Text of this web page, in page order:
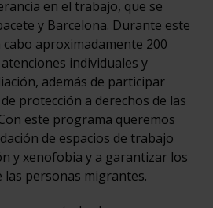
en el trabajo, que se
y Barcelona. Durante este
cabo aproximadamente 200
individuales y
además de participar
protección a derechos de las
este programa queremos
de espacios de trabajo
y xenofobia y a garantizar los
las personas migrantes.